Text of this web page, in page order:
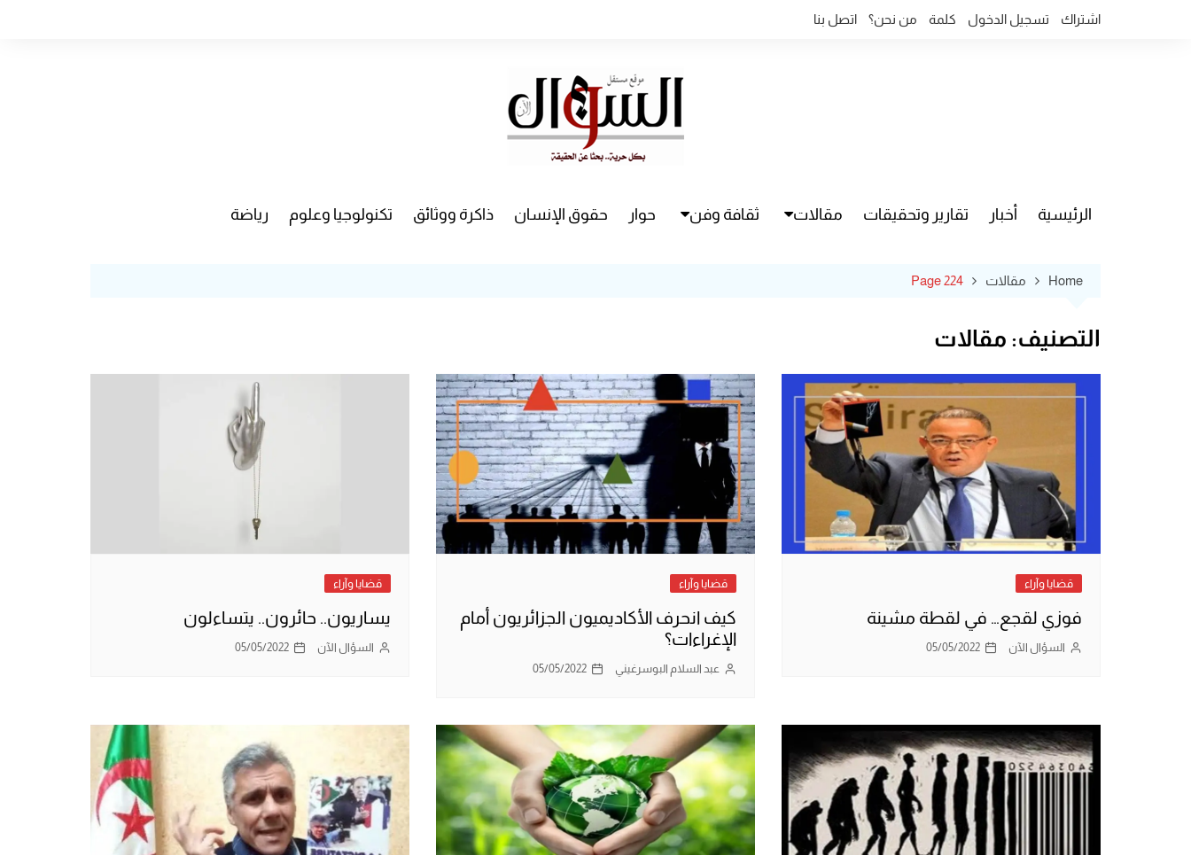
اشتراك تسجيل الدخول كلمة من نحن؟ اتصل بنا
الرئيسية أخبار تقارير وتحقيقات مقالات ثقافة وفن حوار حقوق الإنسان ذاكرة ووثائق تكنولوجيا وعلوم رياضة
Home مقالات Page 224
التصنيف: مقالات
قضايا وآراء
فوزي لقجع… في لقطة مشينة
السؤال الآن 05/05/2022
قضايا وآراء
كيف انحرف الأكاديميون الجزائريون أمام
الإغراءات؟
عبد السلام البوسرغيني 05/05/2022
قضايا وآراء
يساريون.. حائرون.. يتساءلون
السؤال الآن 05/05/2022